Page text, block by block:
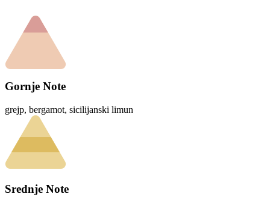
Gornje Note
grejp, bergamot, sicilijanski limun
Srednje Note